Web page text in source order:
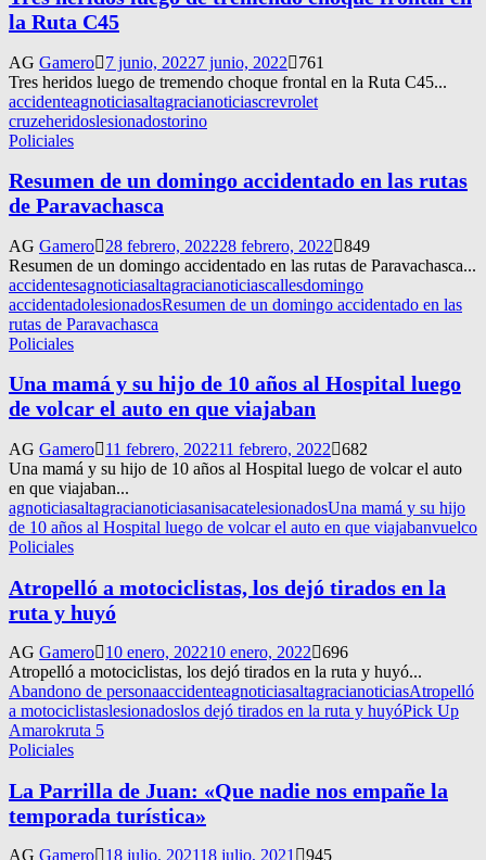
la Ruta C45
AG Gamero 7 junio, 20227 junio, 2022
761
Tres heridos luego de tremendo choque frontal en la Ruta C45...
accidenteagnoticiasaltagracianoticiascrevrolet
cruzeheridoslesionadostorino
Policiales
Resumen de un domingo accidentado en las rutas
de Paravachasca
AG Gamero 28 febrero, 202228 febrero, 2022
849
Resumen de un domingo accidentado en las rutas de Paravachasca...
accidentesagnoticiasaltagracianoticiascallesdomingo
accidentadolesionadosResumen de un domingo accidentado en las
rutas de Paravachasca
Policiales
Una mamá y su hijo de 10 años al Hospital luego
de volcar el auto en que viajaban
AG Gamero 11 febrero, 202211 febrero, 2022
682
Una mamá y su hijo de 10 años al Hospital luego de volcar el auto
en que viajaban...
agnoticiasaltagracianoticiasanisacatelesionadosUna mamá y su hijo
de 10 años al Hospital luego de volcar el auto en que viajabanvuelco
Policiales
Atropelló a motociclistas, los dejó tirados en la
ruta y huyó
AG Gamero 10 enero, 202210 enero, 2022
696
Atropelló a motociclistas, los dejó tirados en la ruta y huyó...
Abandono de personaaccidenteagnoticiasaltagracianoticiasAtropelló
a motociclistaslesionadoslos dejó tirados en la ruta y huyóPick Up
Amarokruta 5
Policiales
La Parrilla de Juan: «Que nadie nos empañe la
temporada turística»
AG Gamero 18 julio, 202118 julio, 2021 945